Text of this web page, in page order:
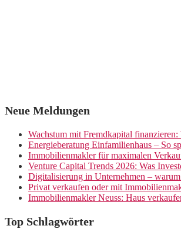
Neue Meldungen
Wachstum mit Fremdkapital
Energieberatung Einfamilienhaus – So
Immobilienmakler für maximalen
Venture Capital Trends 2026: Was
Digitalisierung in Unternehmen –
Privat verkaufen oder mit
Immobilienmakler Neuss: Haus
Top Schlagwörter